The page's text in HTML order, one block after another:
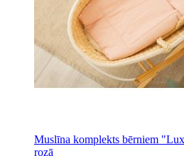
Muslīna komplekts bērniem
rozā